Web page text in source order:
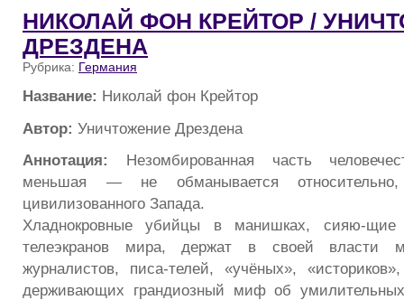
НИКОЛАЙ ФОН КРЕЙТОР /
ДРЕЗДЕНА
Рубрика: Германия
Название: Николай фон Крейтор
Автор: Уничтожение Дрездена
Аннотация: Незомбированная часть
меньшая — не обманывается относительно,
цивилизованного Запада.
Хладнокровные убийцы в манишках, сияю-
телеэкранов мира, держат в своей власти
журналистов, писа-телей, «учёных»,
держивающих грандиозный миф об умилительных